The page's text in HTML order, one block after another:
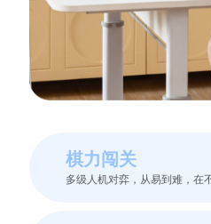
棋力闯关
多级人机对弈，从易到难，在